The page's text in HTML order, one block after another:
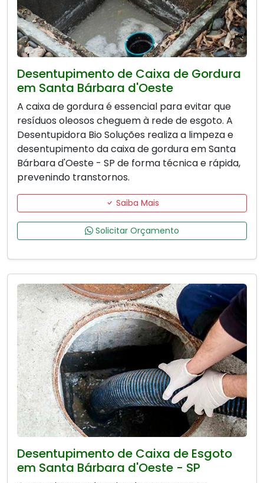
Desentupimento de Caixa de Gordura
em Santa Bárbara d'Oeste
A caixa de gordura é essencial para evitar que
resíduos oleosos cheguem à rede de esgoto. A
Desentupidora Bio Soluções realiza a limpeza e
desentupimento da caixa de gordura em Santa
Bárbara d'Oeste - SP de forma técnica e rápida,
prevenindo transtornos.
Saiba Mais
Solicitar Orçamento
Desentupimento de Caixa de Esgoto
em Santa Bárbara d'Oeste - SP